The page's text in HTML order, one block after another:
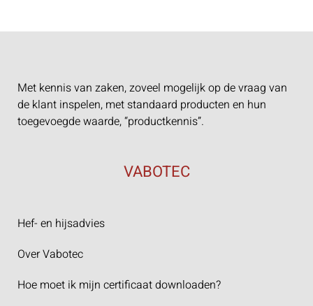
Met kennis van zaken, zoveel mogelijk op de vraag van
de klant inspelen, met standaard producten en hun
toegevoegde waarde, “productkennis”.
VABOTEC
Hef- en hijsadvies
Over Vabotec
Hoe moet ik mijn certificaat downloaden?